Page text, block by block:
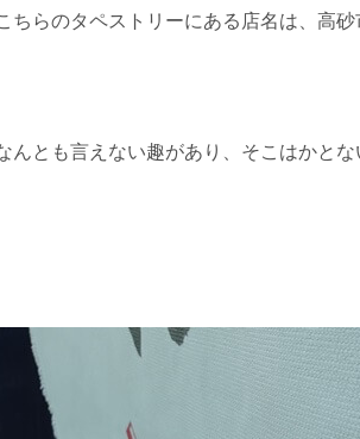
ちらのタペストリーにある店名は、高砂
んとも言えない趣があり、そこはかとな